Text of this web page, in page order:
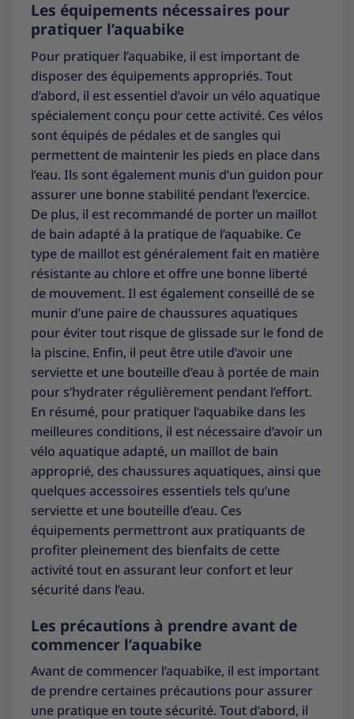
Les équipements nécessaires pour
pratiquer l’aquabike
Pour pratiquer l’aquabike, il est important de
disposer des équipements appropriés. Tout
d’abord, il est essentiel d’avoir un vélo aquatique
spécialement conçu pour cette activité. Ces vélos
sont équipés de pédales et de sangles qui
permettent de maintenir les pieds en place dans
l’eau. Ils sont également munis d’un guidon pour
assurer une bonne stabilité pendant l’exercice.
De plus, il est recommandé de porter un maillot
de bain adapté à la pratique de l’aquabike. Ce
type de maillot est généralement fait en matière
résistante au chlore et offre une bonne liberté
de mouvement. Il est également conseillé de se
munir d’une paire de chaussures aquatiques
pour éviter tout risque de glissade sur le fond de
la piscine. Enfin, il peut être utile d’avoir une
serviette et une bouteille d’eau à portée de main
pour s’hydrater régulièrement pendant l’effort.
En résumé, pour pratiquer l’aquabike dans les
meilleures conditions, il est nécessaire d’avoir un
vélo aquatique adapté, un maillot de bain
approprié, des chaussures aquatiques, ainsi que
quelques accessoires essentiels tels qu’une
serviette et une bouteille d’eau. Ces
équipements permettront aux pratiquants de
profiter pleinement des bienfaits de cette
activité tout en assurant leur confort et leur
sécurité dans l’eau.
Les précautions à prendre avant de
commencer l’aquabike
Avant de commencer l’aquabike, il est important
de prendre certaines précautions pour assurer
une pratique en toute sécurité. Tout d’abord, il